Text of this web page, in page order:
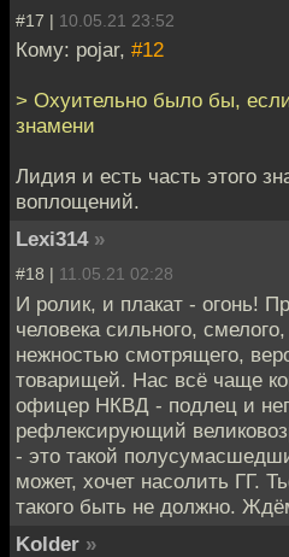
#17 | 10.05.21 23:52
Кому: pojar, #12
> Охуительно было бы,
знамени
Лидия и есть часть этого
воплощений.
Lexi314 »
#18 | 11.05.21 02:28
И ролик, и плакат - огонь!
человека сильного,
нежностью смотрящего,
товарищей. Нас всё чаще
офицер НКВД - подлец и
рефлексирующий
- это такой
может, хочет насолить ГГ.
такого быть не должно.
Kolder »